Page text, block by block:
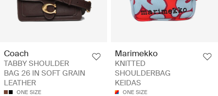
Coach
TABBY SHOULDER
BAG 26 IN SOFT GRAIN
LEATHER
ONE SIZE
Marimekko
KNITTED
SHOULDERBAG
KEIDAS
ONE SIZE